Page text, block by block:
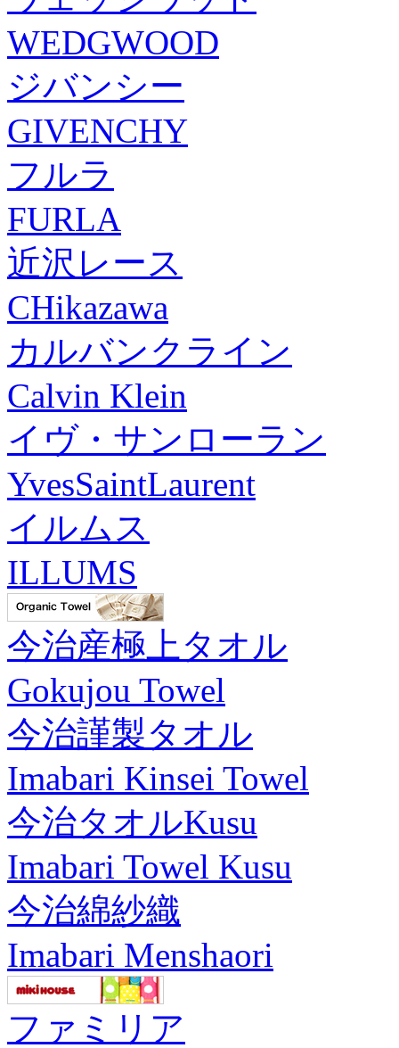
WEDGWOOD
ジバンシー
GIVENCHY
フルラ
FURLA
近沢レース
CHikazawa
カルバンクライン
Calvin Klein
イヴ・サンローラン
YvesSaintLaurent
イルムス
ILLUMS
今治産極上タオル
Gokujou Towel
今治謹製タオル
Imabari Kinsei Towel
今治タオルKusu
Imabari Towel Kusu
今治綿紗織
Imabari Menshaori
ファミリア